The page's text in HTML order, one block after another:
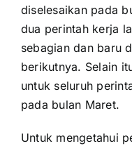
diselesaikan pada
dua perintah kerja
sebagian dan baru
berikutnya. Selain
untuk seluruh
pada bulan Maret.
Untuk mengetahui